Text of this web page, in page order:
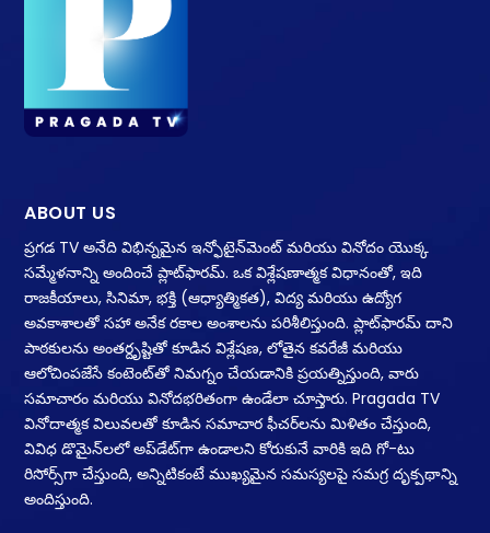
ABOUT US
ప్రగడ TV అనేది విభిన్నమైన ఇన్ఫోటైన్‌మెంట్ మరియు వినోదం యొక్క
సమ్మేళనాన్ని అందించే ప్లాట్‌ఫారమ్. ఒక విశ్లేషణాత్మక విధానంతో, ఇది
రాజకీయాలు, సినిమా, భక్తి (ఆధ్యాత్మికత), విద్య మరియు ఉద్యోగ
అవకాశాలతో సహా అనేక రకాల అంశాలను పరిశీలిస్తుంది. ప్లాట్‌ఫారమ్ దాని
పాఠకులను అంతర్దృష్టితో కూడిన విశ్లేషణ, లోతైన కవరేజీ మరియు
ఆలోచింపజేసే కంటెంట్‌తో నిమగ్నం చేయడానికి ప్రయత్నిస్తుంది, వారు
సమాచారం మరియు వినోదభరితంగా ఉండేలా చూస్తారు. Pragada TV
వినోదాత్మక విలువలతో కూడిన సమాచార ఫీచర్‌లను మిళితం చేస్తుంది,
వివిధ డొమైన్‌లలో అప్‌డేట్‌గా ఉండాలని కోరుకునే వారికి ఇది గో-టు
రిసోర్స్‌గా చేస్తుంది, అన్నిటికంటే ముఖ్యమైన సమస్యలపై సమగ్ర దృక్పథాన్ని
అందిస్తుంది.